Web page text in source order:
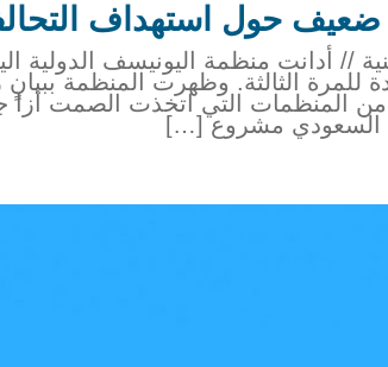
ضعيف حول استهداف
// أدانت منظمة اليونيسف الدولية
الثالثة. وظهرت المنظمة ببيانٍ
من المنظمات التي اتخذت الصمت أزا
السعودي مشروع […]